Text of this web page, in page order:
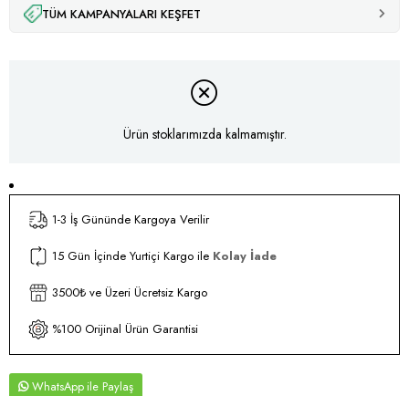
TÜM KAMPANYALARI KEŞFET
Ürün stoklarımızda kalmamıştır.
1-3 İş Gününde Kargoya Verilir
15 Gün İçinde Yurtiçi Kargo ile Kolay İade
3500₺ ve Üzeri Ücretsiz Kargo
%100 Orijinal Ürün Garantisi
WhatsApp